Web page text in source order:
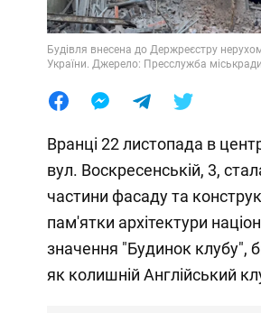
Будівля внесена до Держреєстру
України. Джерело: Пресслужба міськради
Вранці 22 листопада в
вул. Воскресенській, 3,
частини фасаду та
пам'ятки архітектури
значення "Будинок клубу",
як колишній Англійський